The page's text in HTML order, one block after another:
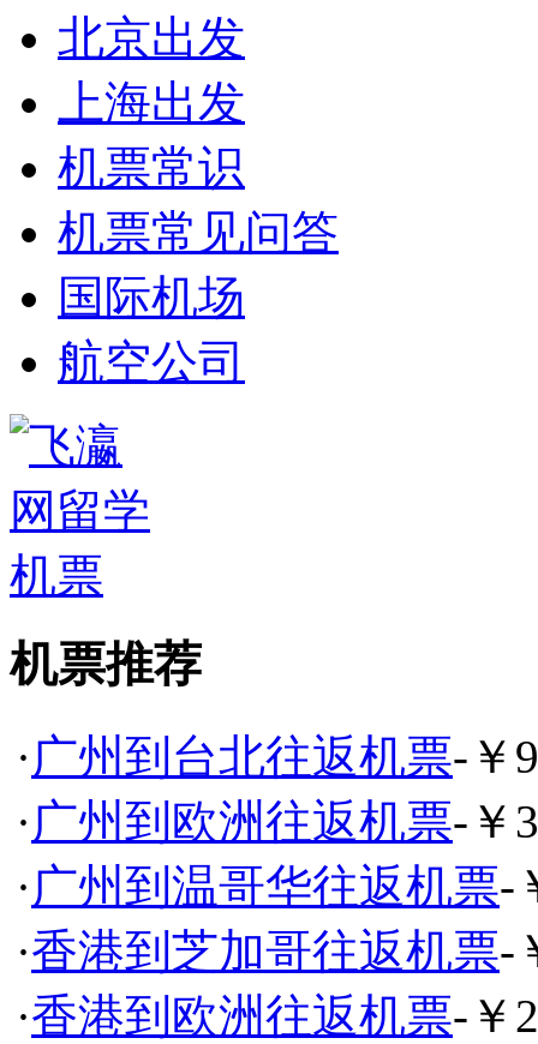
北京出发
上海出发
机票常识
机票常见问答
国际机场
航空公司
机票推荐
·广州到台北往返机票-￥
·广州到欧洲往返机票-￥
·广州到温哥华往返机票-
·香港到芝加哥往返机票-
·香港到欧洲往返机票-￥